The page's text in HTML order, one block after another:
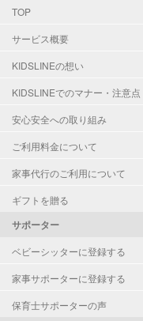
TOP
サービス概要
KIDSLINEの想い
KIDSLINEでのマナー・注意点
安心安全への取り組み
ご利用料金について
家事代行のご利用について
ギフトを贈る
サポーター
ベビーシッターに登録する
家事サポーターに登録する
保育士サポーターの声